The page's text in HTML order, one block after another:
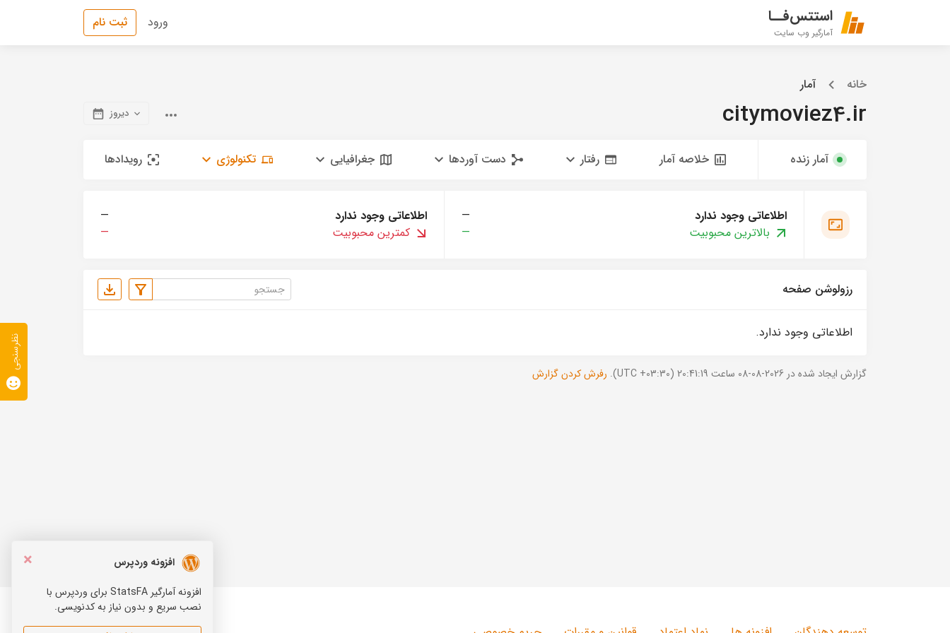
استتس‌فــا
آمارگیر وب سایت
ورود ثبت نام
خانه آمار
citymoviez4.ir دیروز
آمار زنده خلاصه آمار رفتار دست آوردها جغرافیایی تکنولوژی رویدادها
اطلاعاتی وجود ندارد
—
بالاترین محبوبیت
—
اطلاعاتی وجود ندارد
—
کمترین محبوبیت
—
رزولوشن صفحه
اطلاعاتی وجود ندارد.
گزارش ایجاد شده در 2026-08-08 ساعت 20:41:19 (UTC +03:30). رفرش کردن گزارش
×
افزونه وردپرس
افزونه آمارگیر StatsFA برای وردپرس با
نصب سریع و بدون نیاز به کدنویسی.
نظرسنجی